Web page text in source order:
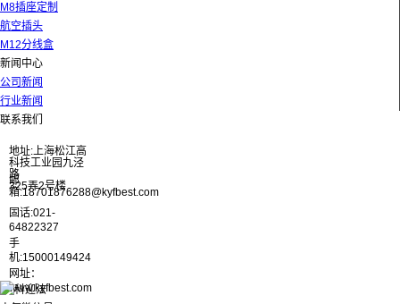
M8插座定制
航空插头
M12分线盒
新闻中心
公司新闻
行业新闻
联系我们
地址:上海松江高
科技工业园九泾
路
325弄2号楼
邮
箱:18701876288@kyfbest.com
固话:021-
64822327
手
机:15000149424
网址：
www.kyfbest.com